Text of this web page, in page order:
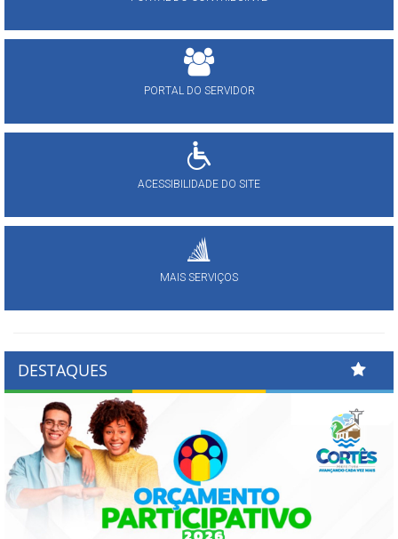
PORTAL DO SERVIDOR
ACESSIBILIDADE DO SITE
MAIS SERVIÇOS
DESTAQUES